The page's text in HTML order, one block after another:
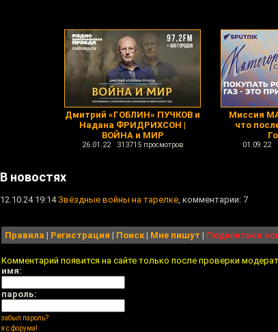
Дмитрий «ГОБЛИН» ПУЧКОВ и
Надана ФРИДРИХСОН |
ВОЙНА и МИР
26.01.22 313715 просмотров
Миссия
что
01.09.22
В новостях
12.10.24 19:14 Звёздные войны на тарелке, комментарии: 7
Правила | Регистрация | Поиск| Мне пишут | Поделиться
Комментарий появится на сайте только после проверки
имя:
пароль:
забыл пароль?
я с форума!